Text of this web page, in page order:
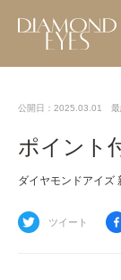
公開日：2025.03.01
ポイント
ダイヤモンドアイズ
ツイート